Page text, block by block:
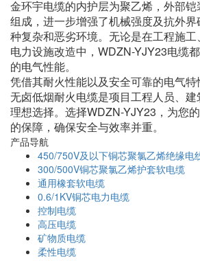
金环宇电缆的内护层为聚乙烯，外部
组成，进一步增强了机械强度及抗外
种复杂和恶劣环境。无论是在工程施
电力设施改造中，WDZN-YJY23电缆
的电气性能。
凭借其耐火性能以及安全可靠的电气
无卤低烟耐火电缆是项目工程人员、
理想选择。选择WDZN-YJY23，为您
的保障，确保安全与效率并重。
产品导航
450/750V及以下铜芯聚氯乙烯绝缘电
300/500V铜芯聚氯乙烯护套软电缆
通用橡套软电缆
0.6/1KV铜芯电力电缆
控制电缆
高压电缆
矿物质电缆
柔性电缆